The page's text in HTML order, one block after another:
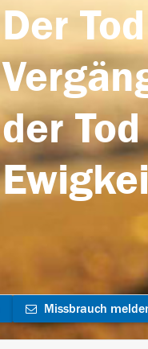
Der
der
Missbrauch